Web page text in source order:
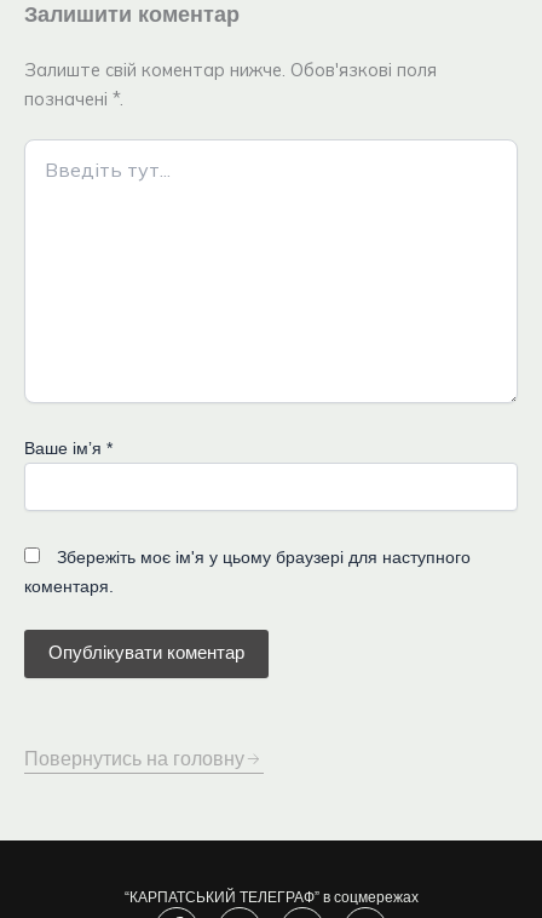
Залишити коментар
Залиште свій коментар нижче. Обов'язкові поля
позначені *.
Введіть
тут...
Ваше імʼя *
Збережіть моє ім'я у цьому браузері для наступного
коментаря.
Повернутись на головну
“КАРПАТСЬКИЙ ТЕЛЕГРАФ” в соцмережах